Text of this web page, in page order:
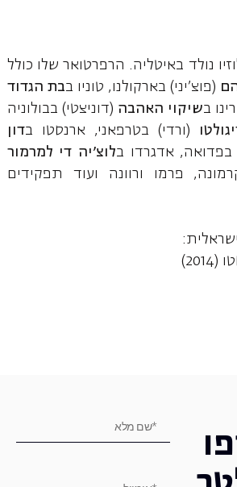
נולד באיטליה. הרפרטואר שלו כולל
(פוצ'יני) בארקולנו, טוניו בבת הגדוד
בשיקוי האהבה (דוניצטי) בבולוניה
(ורדי) בטרפאני, ארנסטו בדון
בפדואה, אדגרדו בלוצ'יה די למרמור
פרמו ורוונה ועוד תפקידים